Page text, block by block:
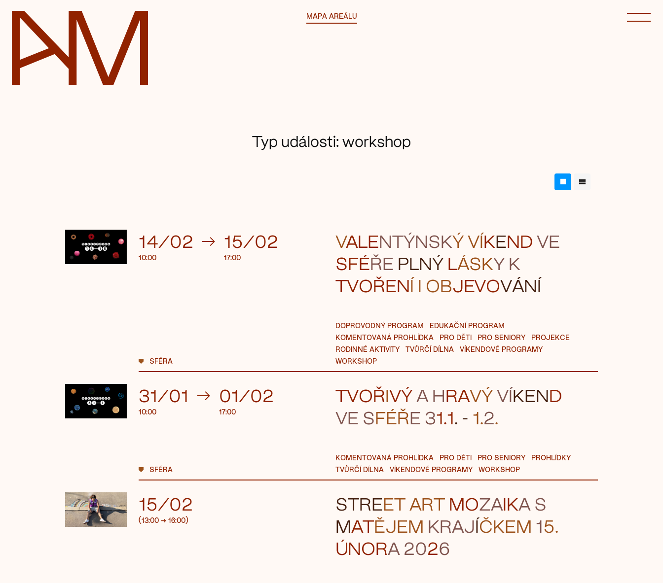
Automatické mlýny MAPA AREÁLU
Typ události: workshop
14/02
10:00
→ 15/02
17:00
SFÉRA
VALENTÝNSKÝ VÍKEND VE
SFÉŘE PLNÝ LÁSKY K
TVOŘENÍ I OBJEVOVÁNÍ
DOPROVODNÝ PROGRAM
EDUKAČNÍ PROGRAM
KOMENTOVANÁ PROHLÍDKA
PRO DĚTI PRO SENIORY
PROJEKCE
RODINNÉ AKTIVITY
TVŮRČÍ DÍLNA
VÍKENDOVÉ PROGRAMY
WORKSHOP
31/01
10:00
→ 01/02
17:00
SFÉRA
TVOŘIVÝ A HRAVÝVÍKEND
VE SFÉŘE 31.1. - 1.2.
KOMENTOVANÁ PROHLÍDKA PRO DĚTI PRO SENIORY
PROHLÍDKY
TVŮRČÍ DÍLNA
VÍKENDOVÉ PROGRAMY WORKSHOP
15/02
(13:00 → 16:00)
STREET ART MOZAIKA S
MATĚJEM KRAJÍČKEM 15.
ÚNORA 2026